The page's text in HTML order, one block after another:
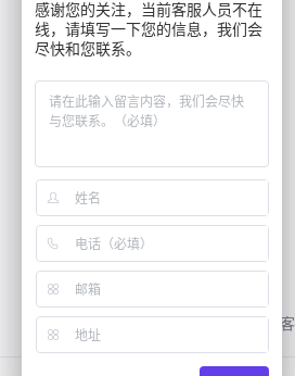
友情链接: 增长黑客
感谢您的关注，当前客服人员不在
线，请填写一下您的信息，我们会
尽快和您联系。